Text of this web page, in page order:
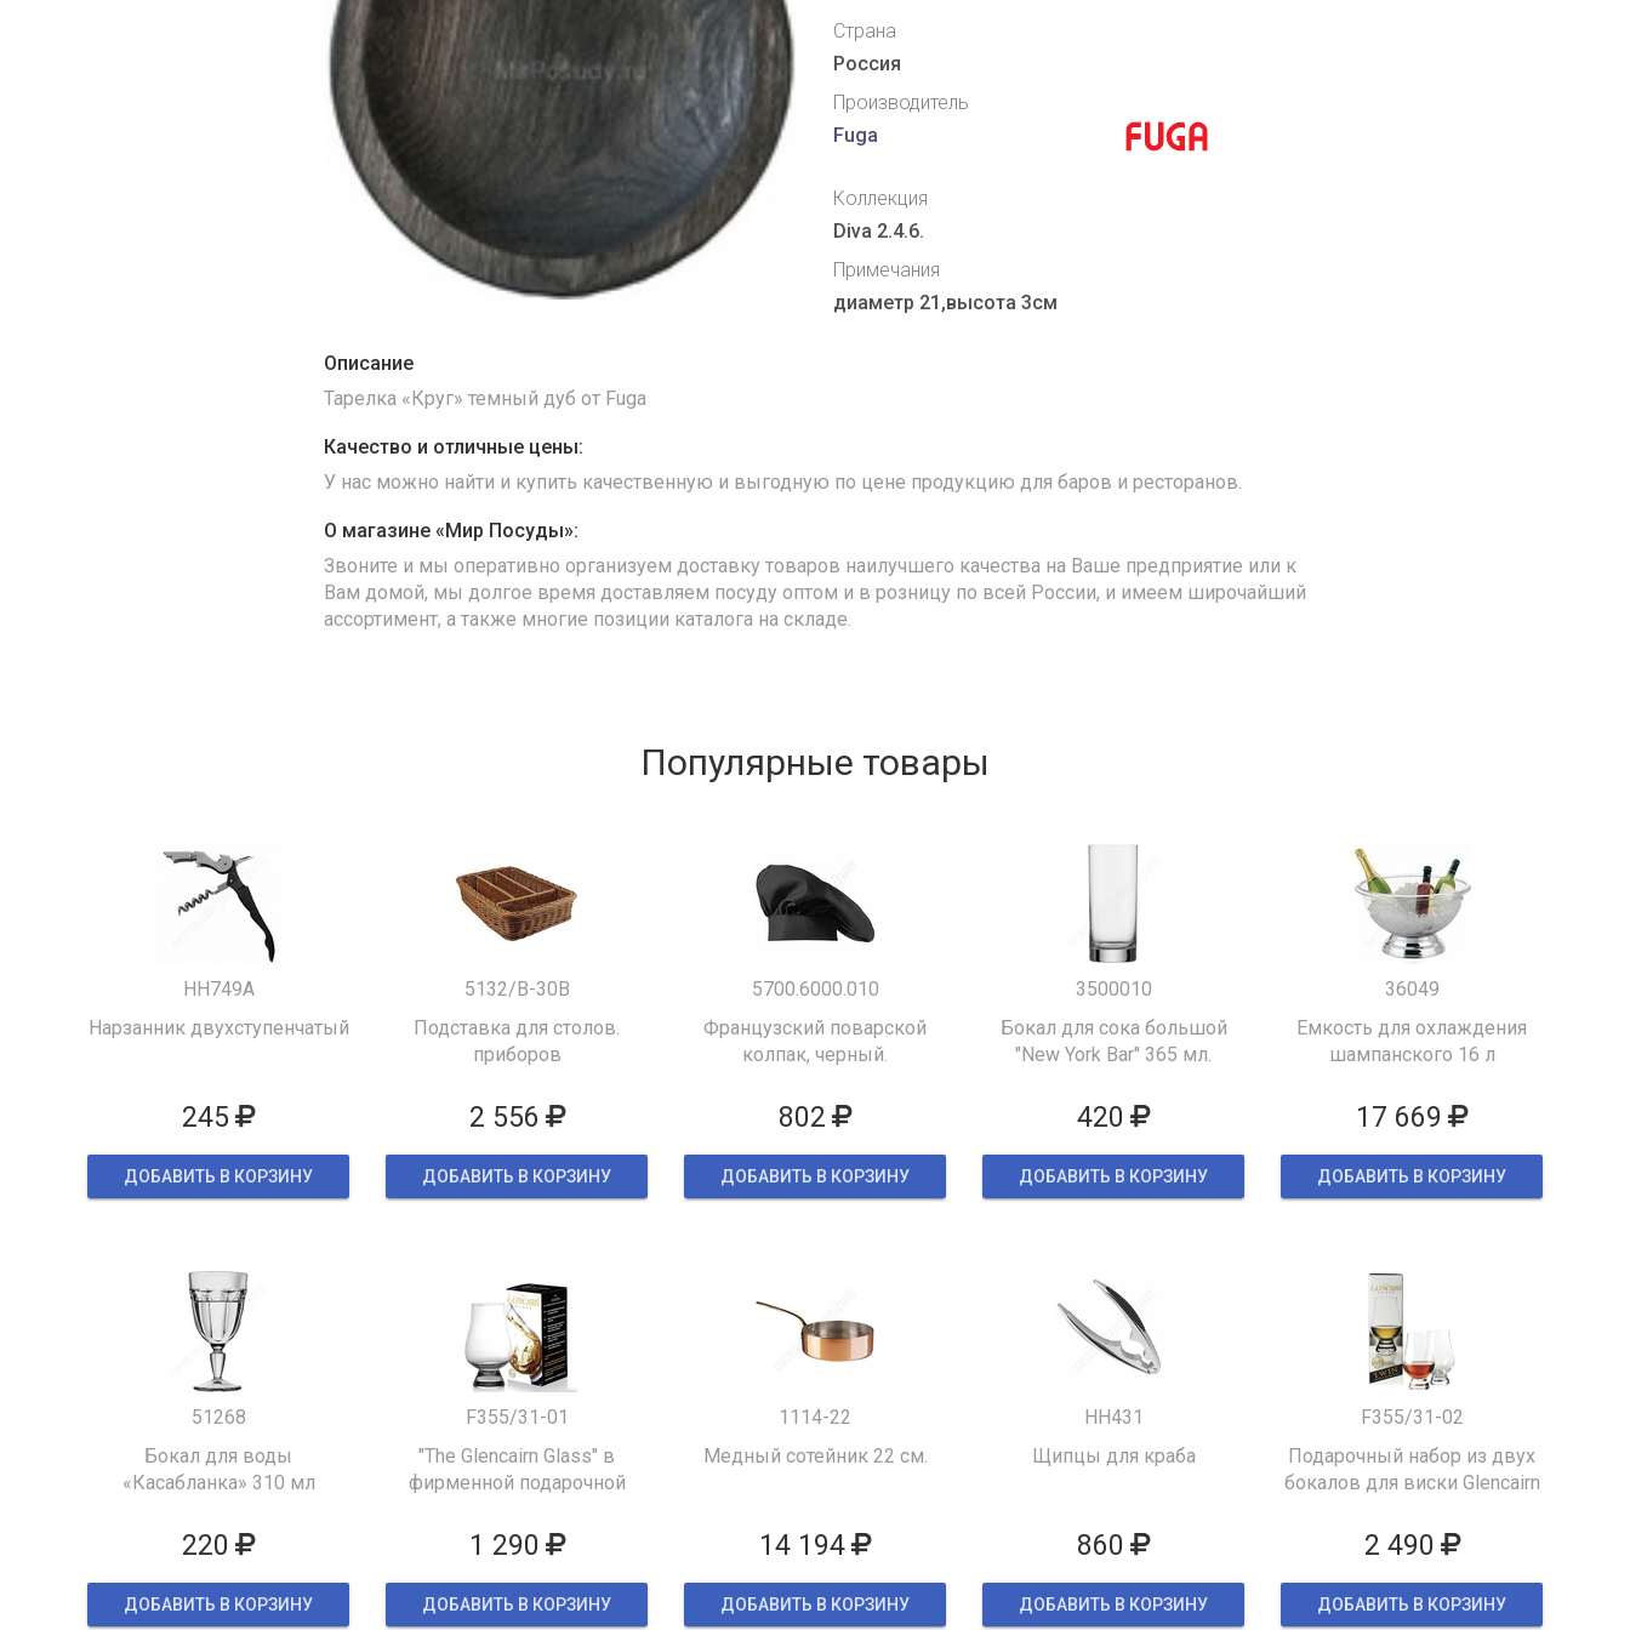
Страна
Россия
Производитель
Fuga
Коллекция
Diva 2.4.6.
Примечания
диаметр 21,высота 3см
Описание
Тарелка «Круг» темный дуб от Fuga
Качество и отличные цены:
У нас можно найти и купить качественную и выгодную по цене продукцию для баров и ресторанов.
О магазине «Мир Посуды»:
Звоните и мы оперативно организуем доставку товаров наилучшего качества на Ваше предприятие или к
Вам домой, мы долгое время доставляем посуду оптом и в розницу по всей России, и имеем широчайший
ассортимент, а также многие позиции каталога на складе.
Популярные товары
HH749A
Нарзанник двухступенчатый
245
ДОБАВИТЬ В КОРЗИНУ
5132/B-30B
Подставка для столов.
приборов
2 556
ДОБАВИТЬ В КОРЗИНУ
5700.6000.010
Французский поварской
колпак, черный.
802
ДОБАВИТЬ В КОРЗИНУ
3500010
Бокал для сока большой
"New York Bar" 365 мл.
420
ДОБАВИТЬ В КОРЗИНУ
36049
Емкость для охлаждения
шампанского 16 л
17 669
ДОБАВИТЬ В КОРЗИНУ
51268
Бокал для воды
«Касабланка» 310 мл
220
ДОБАВИТЬ В КОРЗИНУ
F355/31-01
"The Glencairn Glass" в
фирменной подарочной
1 290
ДОБАВИТЬ В КОРЗИНУ
1114-22
Медный сотейник 22 см.
14 194
ДОБАВИТЬ В КОРЗИНУ
HH431
Щипцы для краба
860
ДОБАВИТЬ В КОРЗИНУ
F355/31-02
Подарочный набор из двух
бокалов для виски Glencairn
2 490
ДОБАВИТЬ В КОРЗИНУ